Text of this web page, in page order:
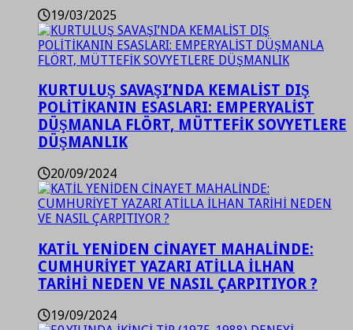
19/03/2025
KURTULUŞ SAVAŞI’NDA KEMALİST DIŞ
POLİTİKANIN ESASLARI: EMPERYALİST
DÜŞMANLA FLÖRT, MÜTTEFİK SOVYETLERE
DÜŞMANLIK
20/09/2024
KATİL YENİDEN CİNAYET MAHALİNDE:
CUMHURİYET YAZARI ATİLLA İLHAN
TARİHİ NEDEN VE NASIL ÇARPITIYOR ?
19/09/2024